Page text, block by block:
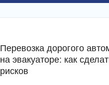
Перевозка дорогого
на эвакуаторе: как
рисков